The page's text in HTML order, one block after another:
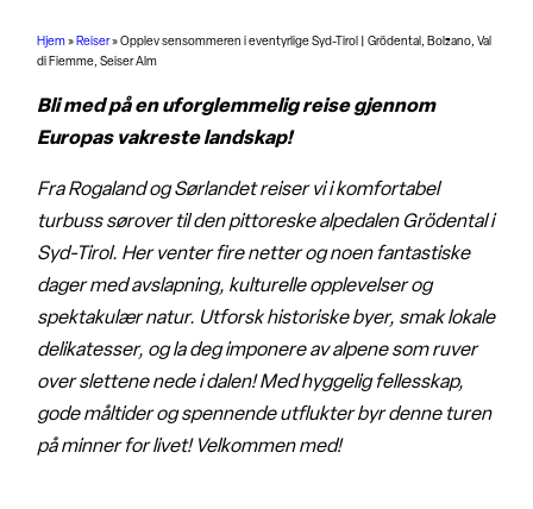
Hjem» Reiser»Opplev sensommeren i eventyrlige Syd-Tirol | Grödental, Bolzano, Val
di Fiemme, Seiser Alm
Bli med på en uforglemmelig reise gjennom
Europas vakreste landskap!
Fra Rogaland og Sørlandet reiser vi i komfortabel
turbuss sørover til den pittoreske alpedalen Grödental i
Syd-Tirol. Her venter fire netter og noen fantastiske
dager med avslapning, kulturelle opplevelser og
spektakulær natur. Utforsk historiske byer, smak lokale
delikatesser, og la deg imponere av alpene som ruver
over slettene nede i dalen! Med hyggelig fellesskap,
gode måltider og spennende utflukter byr denne turen
på minner for livet! Velkommen med!